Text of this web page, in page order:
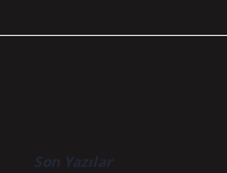
Son Yazılar